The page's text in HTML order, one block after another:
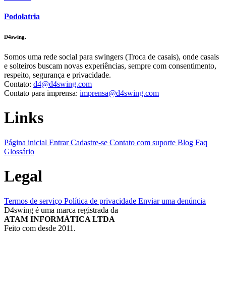
Podolatria
D4swing.
Somos uma rede social para swingers (Troca de casais), onde casais
e solteiros buscam novas experiências, sempre com consentimento,
respeito, segurança e privacidade.
Contato: d4@d4swing.com
Contato para imprensa: imprensa@d4swing.com
Links
Página inicial EntrarCadastre-se Contato com suporte Blog Faq
Glossário
Legal
Termos de serviço Política de privacidade Enviar uma denúncia
D4swing é uma marca registrada da
ATAM INFORMÁTICA LTDA
Feito com desde 2011.